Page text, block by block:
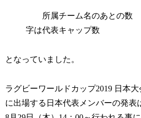
所属チーム名のあとの数
字は代表キャップ数
となっていました。
ラグビーワールドカップ2019 日本大
に出場する日本代表メンバーの発表